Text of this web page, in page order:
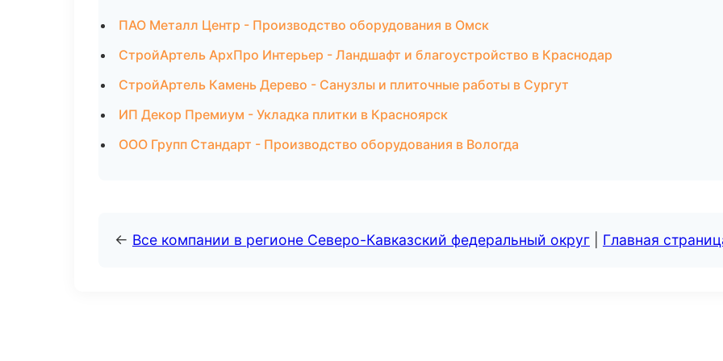
ПАО Металл Центр - Производство оборудования в Омск
СтройАртель АрхПро Интерьер - Ландшафт и благоустройство в Краснодар
СтройАртель Камень Дерево - Санузлы и плиточные работы в Сургут
ИП Декор Премиум - Укладка плитки в Красноярск
ООО Групп Стандарт - Производство оборудования в Вологда
← Все компании в регионе Северо-Кавказский федеральный округ Главная